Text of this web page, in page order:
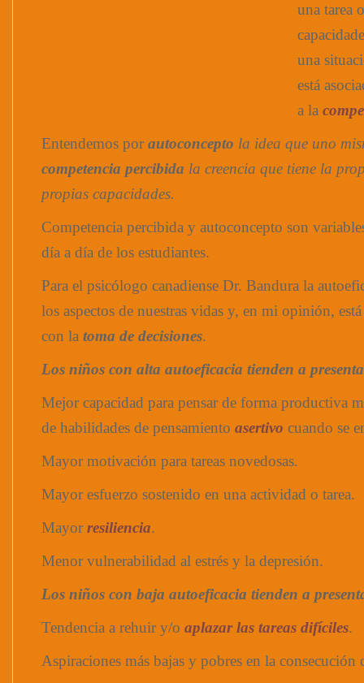
una tarea
una
está
a la
Entendemos por autoconcepto la idea que uno
competencia percibida la creencia que tiene la
propias capacidades.
Competencia percibida y autoconcepto son
día a día de los estudiantes.
Para el psicólogo canadiense Dr. Bandura la
los aspectos de nuestras vidas y, en mi opinión,
con la toma de decisiones.
Los niños con alta autoeficacia tienden a
Mejor capacidad para pensar de forma productiva
de habilidades de pensamiento asertivo cuando se
Mayor motivación para tareas novedosas.
Mayor esfuerzo sostenido en una actividad o tarea.
Mayor resiliencia.
Menor vulnerabilidad al estrés y la depresión.
Los niños con baja autoeficacia tienden a
Tendencia a rehuir y/o aplazar las tareas difíciles.
Aspiraciones más bajas y pobres en la consecución